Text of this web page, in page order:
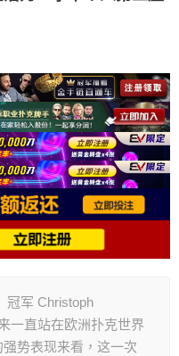
冠军 Christoph
一直站在欧洲扑克世界
势表现来看，这一次